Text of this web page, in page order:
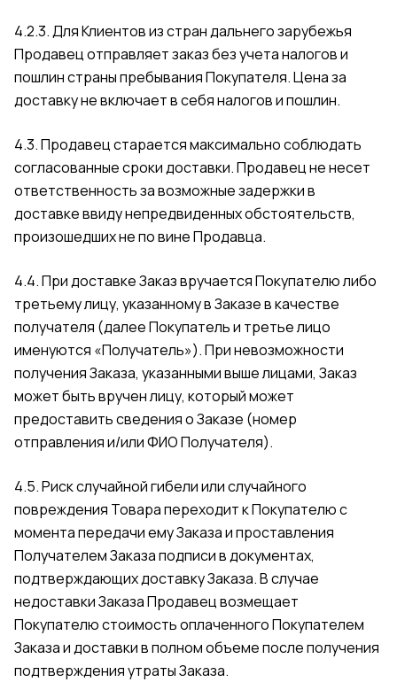
4.2.3. Для Клиентов из стран дальнего зарубежья
Продавец отправляет заказ без учета налогов и
пошлин страны пребывания Покупателя. Цена за
доставку не включает в себя налогов и пошлин.
4.3. Продавец старается максимально соблюдать
согласованные сроки доставки. Продавец не несет
ответственность за возможные задержки в
доставке ввиду непредвиденных обстоятельств,
произошедших не по вине Продавца.
4.4. При доставке Заказ вручается Покупателю либо
третьему лицу, указанному в Заказе в качестве
получателя (далее Покупатель и третье лицо
именуются «Получатель»). При невозможности
получения Заказа, указанными выше лицами, Заказ
может быть вручен лицу, который может
предоставить сведения о Заказе (номер
отправления и/или ФИО Получателя).
4.5. Риск случайной гибели или случайного
повреждения Товара переходит к Покупателю с
момента передачи ему Заказа и проставления
Получателем Заказа подписи в документах,
подтверждающих доставку Заказа. В случае
недоставки Заказа Продавец возмещает
Покупателю стоимость оплаченного Покупателем
Заказа и доставки в полном объеме после получения
подтверждения утраты Заказа.